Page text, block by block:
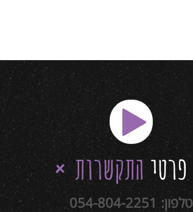
פרטיהתקשרות
טלפון: 054-804-2251